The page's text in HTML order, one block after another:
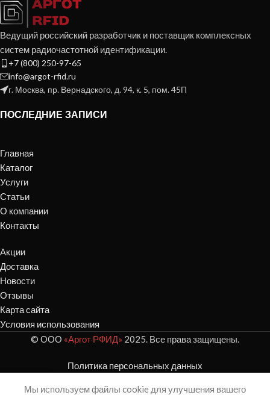
Ведущий российский разработчик и поставщик комплексных
систем радиочастотной идентификации.
+7 (800) 250-97-65
info@argot-rfid.ru
г. Москва, пр. Вернадского, д. 94, к. 5, пом. 45П
ПОСЛЕДНИЕ ЗАПИСИ
Главная
Каталог
Услуги
Статьи
О компании
Контакты
Акции
Доставка
Новости
Отзывы
Карта сайта
Условия использования
© ООО «Аргот РФИД» 2025. Все права защищены.
Политика персональных данных
Мы используем файлы cookie для улучшения вашего